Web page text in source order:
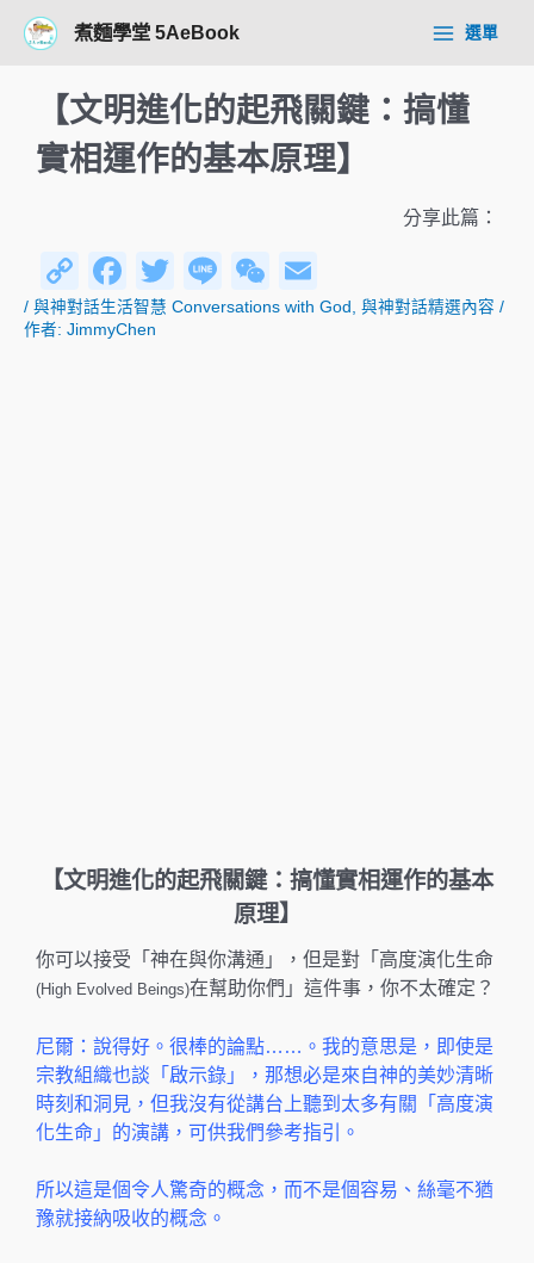
煮麵學堂 5AeBook
Main
選單
【文明進化的起飛關鍵：搞懂
實相運作的基本原理】
分享此篇：
C
o
p
F
a
c
T
wi
Li
n
W
e
m
/ 與神對話生活智慧 Conversations with God 與神對話精選內容 /
作者: JimmyChen
【文明進化的起飛關鍵：搞懂實相運作的基本
原理】
你可以接受「神在與你溝通」，但是對「高度演化生命
(High Evolved Beings)在幫助你們」這件事，你不太確定？
尼爾：說得好。很棒的論點……。我的意思是，即使是
宗教組織也談「啟示錄」，那想必是來自神的美妙清晰
時刻和洞見，但我沒有從講台上聽到太多有關「高度演
化生命」的演講，可供我們參考指引。
所以這是個令人驚奇的概念，而不是個容易、絲毫不猶
豫就接納吸收的概念。
navigation